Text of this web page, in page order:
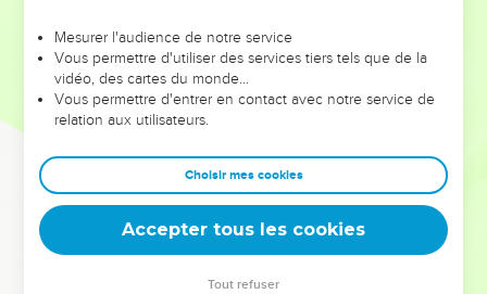
leur foi ou leur vision. Mais on voit moins les doutes, les erreurs
et les saisons difficiles qu'ils ont traversés, alors même que ce
sont elles qui les ont façonnés.
Dans cette conférence, leaders, entrepreneurs, et responsables
clés pour avancer avec plus de sagesse afin que leurs erreurs
deviennent vos tremplins. Que vous guidiez un ministère, une
équipe, un groupe ou une famille, leur expérience est faite
Mesurer l'audience de notre service
Vous permettre d'utiliser des services tiers tels que de la
vidéo, des cartes du monde…
Vous permettre d'entrer en contact avec notre service de
relation aux utilisateurs.
Choisir mes cookies
Accepter tous les cookies
Tout refuser